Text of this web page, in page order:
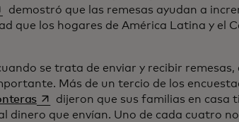
abre en una pestaña nueva
demostró que las remesas ayudan a
que los hogares de América Latina y el
se trata de enviar y recibir remesas,
Más de un tercio de los
se abre en una pestaña nueva
dijeron que sus familias en casa
dinero que envían. Uno de cada cuatro